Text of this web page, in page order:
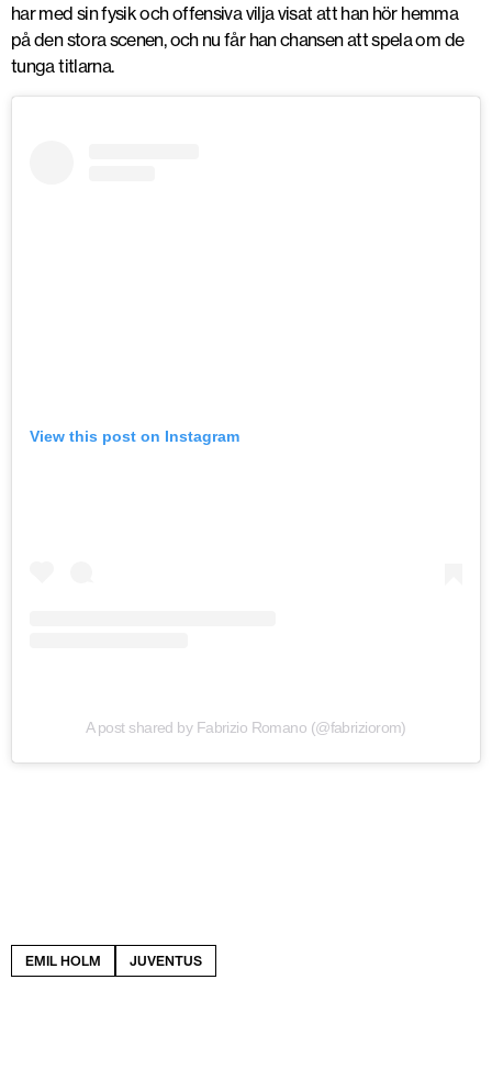
har med sin fysik och offensiva vilja visat att han hör hemma
på den stora scenen, och nu får han chansen att spela om de
tunga titlarna.
View this post on Instagram
A post shared by Fabrizio Romano (@fabriziorom)
EMIL HOLM JUVENTUS